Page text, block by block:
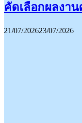
คัดเลือกผลงาน
21/07/202623/07/2026